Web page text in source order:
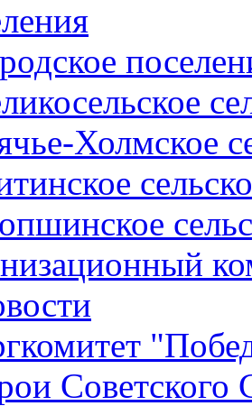
Холмское
Советского